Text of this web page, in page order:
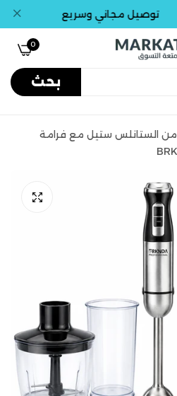
توصيل مجاني وسريع
بحث
0
خلاط يدوي 10 بـ 1 من الستانلس ستيل مع فرامة